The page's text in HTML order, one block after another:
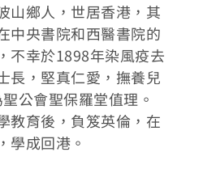
山鄉人，世居香港，其
中央書院和西醫書院的
不幸於1898年染風疫去
長，堅真仁愛，撫養兒
公會聖保羅堂值理。
教育後，負笈英倫，在
學成回港。